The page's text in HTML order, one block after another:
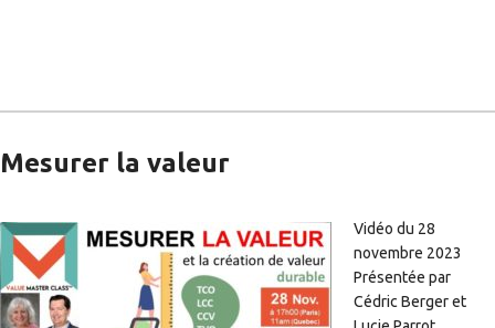
Mesurer la valeur
Vidéo du 28
novembre 2023
Présentée par
Cédric Berger et